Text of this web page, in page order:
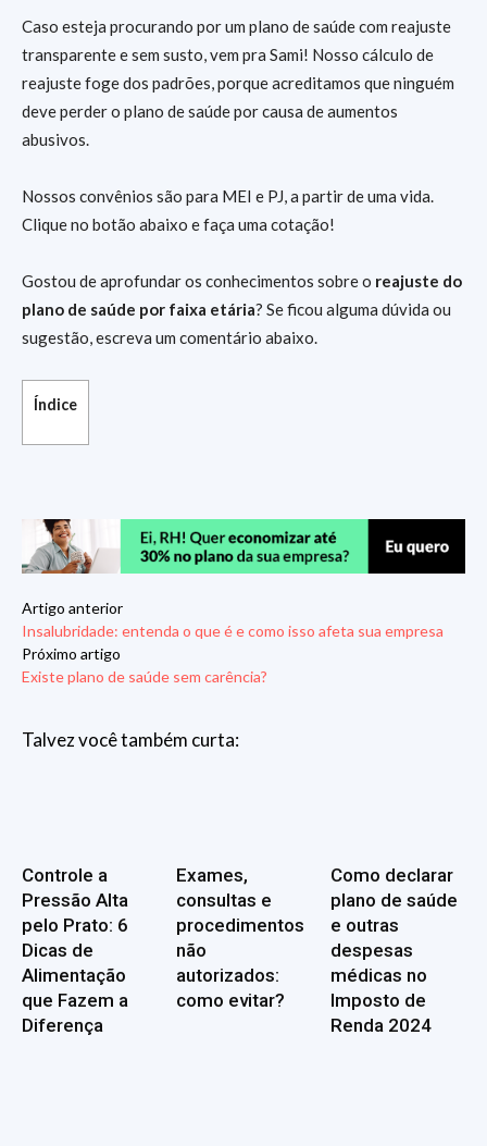
Caso esteja procurando por um plano de saúde com reajuste
transparente e sem susto, vem pra Sami! Nosso cálculo de
reajuste foge dos padrões, porque acreditamos que ninguém
deve perder o plano de saúde por causa de aumentos
abusivos.
Nossos convênios são para MEI e PJ, a partir de uma vida.
Clique no botão abaixo e faça uma cotação!
Gostou de aprofundar os conhecimentos sobre o reajuste do
plano de saúde por faixa etária? Se ficou alguma dúvida ou
sugestão, escreva um comentário abaixo.
Índice
Artigo anterior
Insalubridade: entenda o que é e como isso afeta sua empresa
Próximo artigo
Existe plano de saúde sem carência?
Talvez você também curta:
Controle a
Pressão Alta
pelo Prato: 6
Dicas de
Alimentação
que Fazem a
Diferença
Exames,
consultas e
procedimentos
não
autorizados:
como evitar?
Como declarar
plano de saúde
e outras
despesas
médicas no
Imposto de
Renda 2024